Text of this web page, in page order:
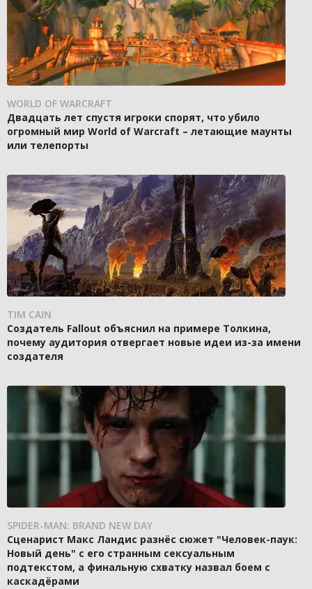
WORLD OF WARCRAFT
Двадцать лет спустя игроки спорят, что убило
огромный мир World of Warcraft – летающие маунты
или телепорты
TIM CAIN
Создатель Fallout объяснил на примере Толкина,
почему аудитория отвергает новые идеи из-за имени
создателя
SPIDER-MAN: BRAND NEW DAY
Сценарист Макс Ландис разнёс сюжет "Человек-паук:
Новый день" с его странным сексуальным
подтекстом, а финальную схватку назвал боем с
каскадёрами